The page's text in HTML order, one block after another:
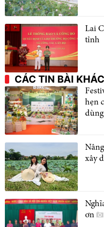
Lai
tỉnh
CÁC TIN BÀI KHÁC
hẹn
xây
ơn